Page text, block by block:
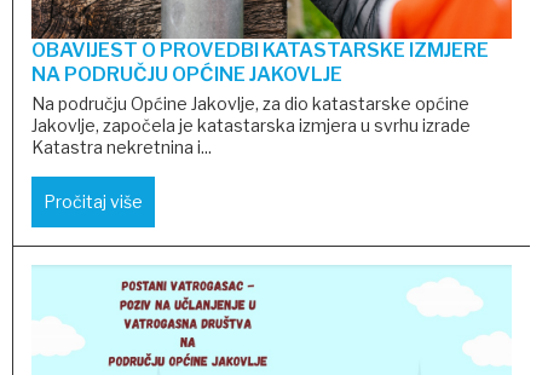
OBAVIJEST O PROVEDBI KATASTARSKE IZMJERE
NA PODRUČJU OPĆINE JAKOVLJE
Na području Općine Jakovlje, za dio katastarske općine
Jakovlje, započela je katastarska izmjera u svrhu izrade
Katastra nekretnina i...
Pročitaj više